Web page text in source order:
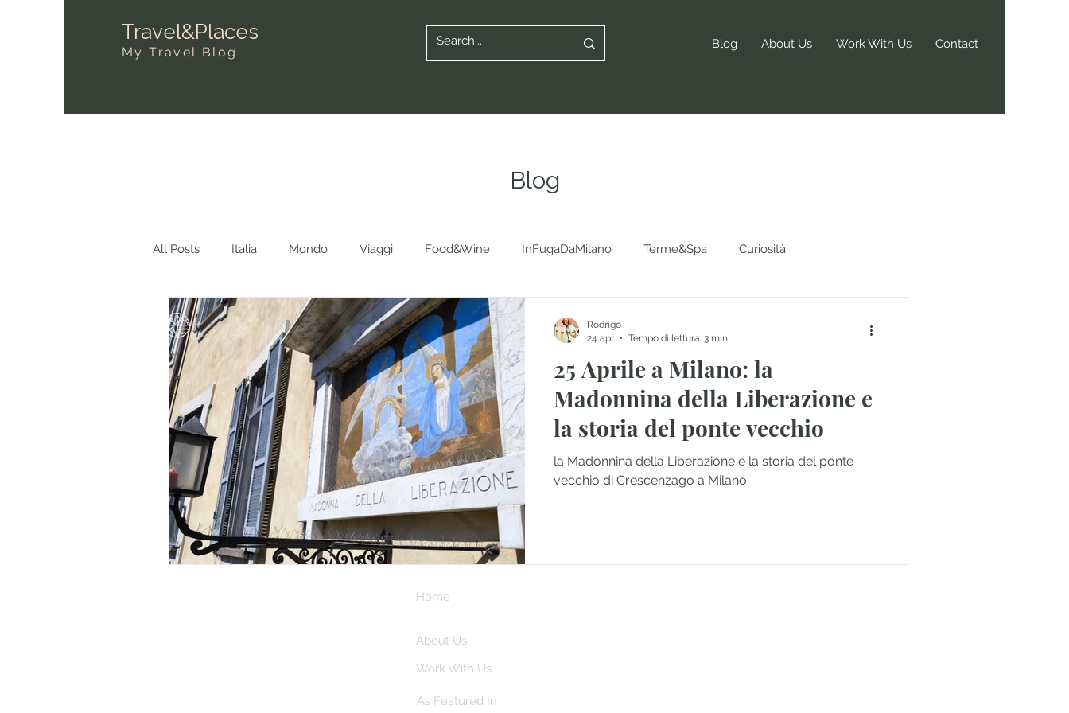
Travel&Places
My Travel Blog
Blog About Us Work With Us Contact
Blog
All Posts Italia Mondo Viaggi Food&Wine InFugaDaMilano Terme&Spa Curiosità
Dove ti ho visto?
25 Aprile a Milano: la
Madonnina della Liberazione e
la storia del ponte vecchio
la Madonnina della Liberazione e la storia del ponte
vecchio di Crescenzago a Milano
Rodrigo
24 apr
Tempo di lettura: 3 min
Home
About Us
Work With Us
As Featured In